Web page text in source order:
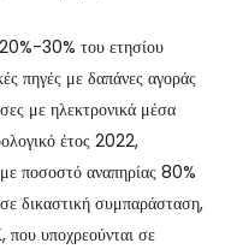
30% του ετησίου
πηγές με δαπάνες αγοράς
με ηλεκτρονικά μέσα
έτος 2022,
ποσοστό αναπηρίας 80%
δικαστική συμπαράσταση,
υποχρεούνται σε